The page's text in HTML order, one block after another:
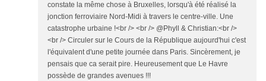
constate la même chose à Bruxelles, lorsqu'à été réalisé la
jonction ferroviaire Nord-Midi à travers le centre-ville. Une
catastrophe urbaine !<br /> <br /> @Phyll & Christian:<br />
<br /> Circuler sur le Cours de la République aujourd'hui c'est
l'équivalent d'une petite journée dans Paris. Sincèrement, je
pensais que ca serait pire. Heureusement que Le Havre
possède de grandes avenues !!!